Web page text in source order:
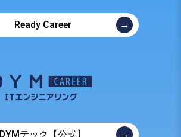
Ready Career
DYMテック【公式】